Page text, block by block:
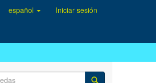
español Iniciar sesión